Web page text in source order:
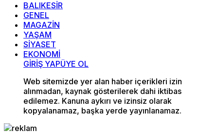
BALIKESİR
GENEL
MAGAZİN
YAŞAM
SİYASET
EKONOMİ
GİRİŞ YAPÜYE OL
Web sitemizde yer alan haber içerikleri izin
alınmadan, kaynak gösterilerek dahi iktibas
edilemez. Kanuna aykırı ve izinsiz olarak
kopyalanamaz, başka yerde yayınlanamaz.